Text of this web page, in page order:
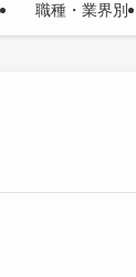
職種・業界別